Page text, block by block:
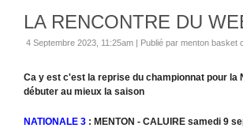
LA RENCONTRE DU
4 Septembre 2023, 11:25am | Publié par menton basket
Ca y est c'est la reprise du championnat pour la
débuter au mieux la saison
NATIONALE 3 : MENTON - CALUIRE samedi 9